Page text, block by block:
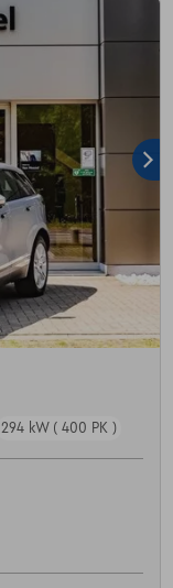
294 kW ( 400 PK )